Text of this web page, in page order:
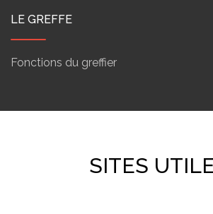
LE GREFFE
Fonctions du greffier
SITES